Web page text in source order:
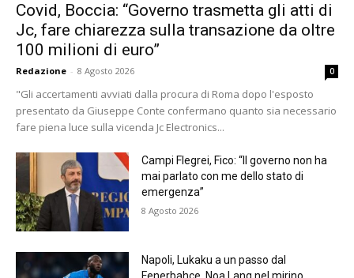
Covid, Boccia: “Governo trasmetta gli atti di
Jc, fare chiarezza sulla transazione da oltre
100 milioni di euro”
Redazione - 8 Agosto 2026 0
"Gli accertamenti avviati dalla procura di Roma dopo l'esposto
presentato da Giuseppe Conte confermano quanto sia necessario
fare piena luce sulla vicenda Jc Electronics...
Campi Flegrei, Fico: “Il governo non ha
mai parlato con me dello stato di
emergenza”
8 Agosto 2026
Napoli, Lukaku a un passo dal